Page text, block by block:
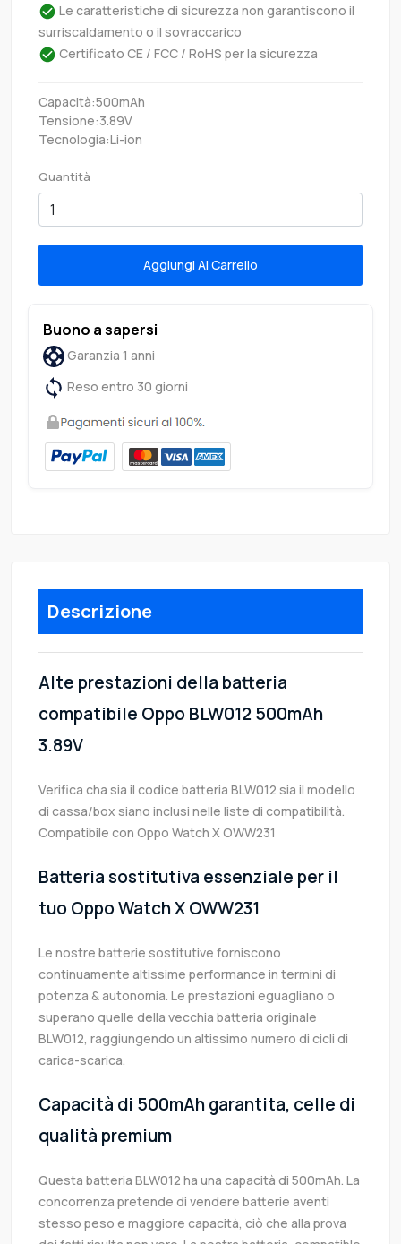
Le caratteristiche di sicurezza non garantiscono il
surriscaldamento o il sovraccarico
Certificato CE / FCC / RoHS per la sicurezza
Capacità:500mAh
Tensione:3.89V
Tecnologia:Li-ion
Quantità
Aggiungi Al Carrello
Buono a sapersi
Garanzia 1 anni
Reso entro 30 giorni
Descrizione
Alte prestazioni della batteria
compatibile Oppo BLW012 500mAh
3.89V
Verifica cha sia il codice batteria BLW012 sia il modello
di cassa/box siano inclusi nelle liste di compatibilità.
Compatibile con Oppo Watch X OWW231
Batteria sostitutiva essenziale per il
tuo Oppo Watch X OWW231
Le nostre batterie sostitutive forniscono
continuamente altissime performance in termini di
potenza & autonomia. Le prestazioni eguagliano o
superano quelle della vecchia batteria originale
BLW012, raggiungendo un altissimo numero di cicli di
carica-scarica.
Capacità di 500mAh garantita, celle di
qualità premium
Questa batteria BLW012 ha una capacità di 500mAh. La
concorrenza pretende di vendere batterie aventi
stesso peso e maggiore capacità, ciò che alla prova